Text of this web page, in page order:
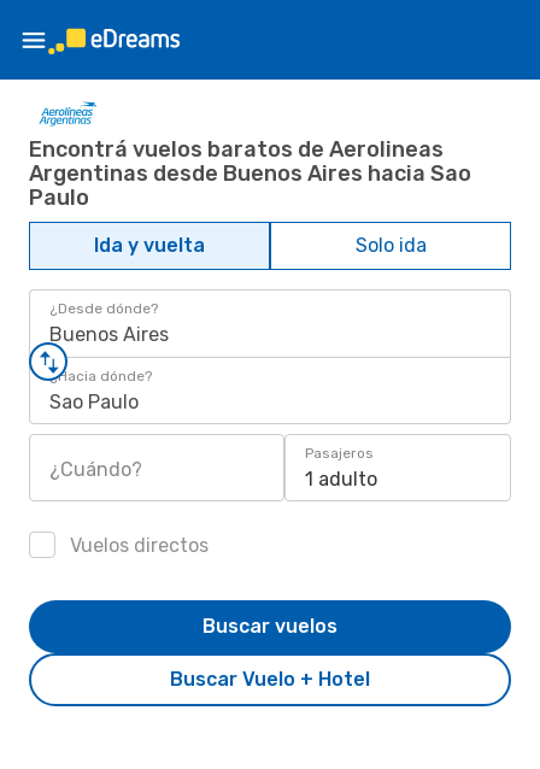
Encontrá vuelos baratos de Aerolineas
Argentinas desde Buenos Aires hacia Sao
Paulo
Ida y vuelta Solo ida
¿Desde dónde?
Buenos Aires
¿Hacia dónde?
Sao Paulo
¿Cuándo?
Pasajeros
1 adulto
Vuelos directos
Buscar Vuelo + Hotel
Buscar vuelos